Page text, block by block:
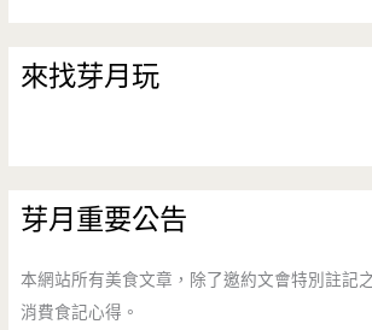
來找芽月玩
芽月重要公告
本網站所有美食文章，除了邀約文會特別註記
消費食記心得。